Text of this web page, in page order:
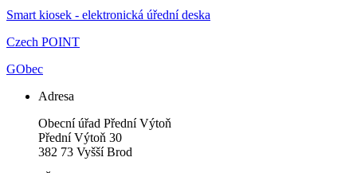
Smart kiosek - elektronická úřední deska
Czech POINT
GObec
Adresa
Obecní úřad Přední Výtoň
Přední Výtoň 30
382 73 Vyšší Brod